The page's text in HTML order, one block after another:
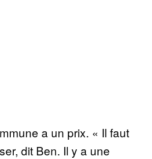
a un prix. « Il faut
dit Ben. Il y a une